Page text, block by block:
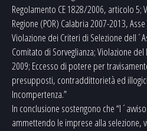
Regolamento CE 1828/2006, articolo 5;
Regione (POR) Calabria 2007-2013,
Violazione dei Criteri di Selezione
Comitato di Sorveglianza; Violazione
2009; Eccesso di potere per
presupposti, contraddittorietà ed
Incompertenza.”
In conclusione sostengono che
ammettendo le imprese alla selezione,